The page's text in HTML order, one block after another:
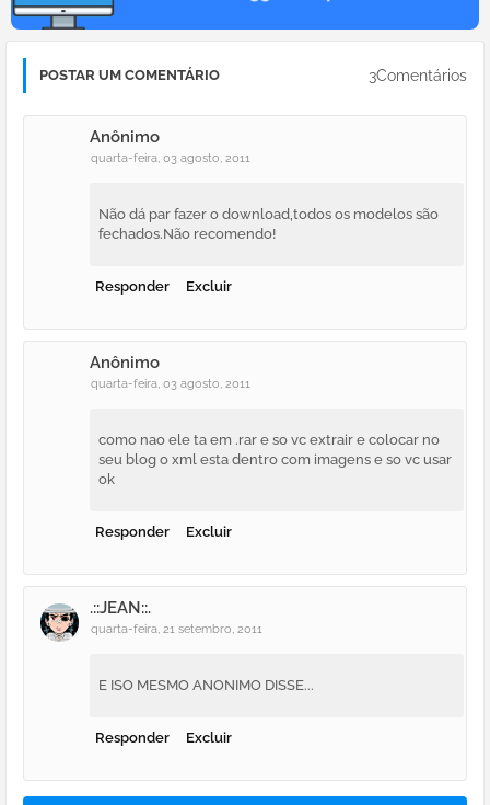
POSTAR UM COMENTÁRIO 3Comentários
Anônimo
quarta-feira, 03 agosto, 2011
Não dá par fazer o download,todos os modelos são
fechados.Não recomendo!
Responder Excluir
Anônimo
quarta-feira, 03 agosto, 2011
como nao ele ta em .rar e so vc extrair e colocar no
seu blog o xml esta dentro com imagens e so vc usar
ok
Responder Excluir
.::JEAN::.
quarta-feira, 21 setembro, 2011
E ISO MESMO ANONIMO DISSE...
Responder Excluir